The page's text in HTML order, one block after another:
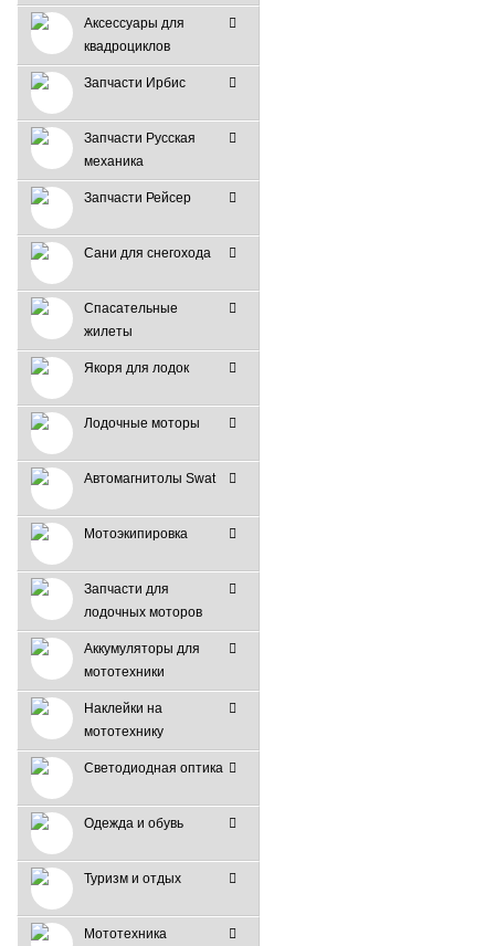
Аксессуары для
квадроциклов
Запчасти Ирбис
Запчасти Русская
механика
Запчасти Рейсер
Сани для снегохода
Спасательные
жилеты
Якоря для лодок
Лодочные моторы
Автомагнитолы Swat
Мотоэкипировка
Запчасти для
лодочных моторов
Аккумуляторы для
мототехники
Наклейки на
мототехнику
Светодиодная оптика
Одежда и обувь
Туризм и отдых
Мототехника